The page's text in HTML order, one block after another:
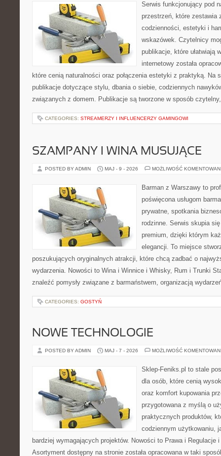
Serwis funkcjonujący pod
przestrzeń, które zestawia
codzienności, estetyki i
wskazówek. Czytelnicy
publikacje, które ułatwiają
internetowy została
które cenią naturalności oraz połączenia estetyki z praktyką. Na
publikacje dotyczące stylu, dbania o siebie, codziennych
związanych z domem. Publikacje są tworzone w sposób
CATEGORIES: STREAMERZY I INFLUENCERZY GAMINGOWI
SZAMPANY I WINA MUSUJĄCE
POSTED BY ADMIN MAJ - 9 - 2026 MOŻLIWOŚĆ
Barman z Warszawy to
poświęcona usługom
prywatne, spotkania
rodzinne. Serwis skupia
premium, dzięki którym
elegancji. To miejsce
poszukujących oryginalnych atrakcji, które chcą zadbać o
wydarzenia. Nowości to Wina i Winnice i Whisky, Rum i Trunki
znaleźć pomysły związane z barmaństwem, organizacją
CATEGORIES: GOSTYŃ
NOWE TECHNOLOGIE
POSTED BY ADMIN MAJ - 7 - 2026 MOŻLIWOŚĆ
Sklep-Feniks.pl to stale
dla osób, które cenią
oraz komfort kupowania
przygotowana z myślą o
praktycznych produktów,
codziennym użytkowaniu,
bardziej wymagających projektów. Nowości to Prawa i Regulacje
Asortyment dostępny na stronie została opracowana w taki